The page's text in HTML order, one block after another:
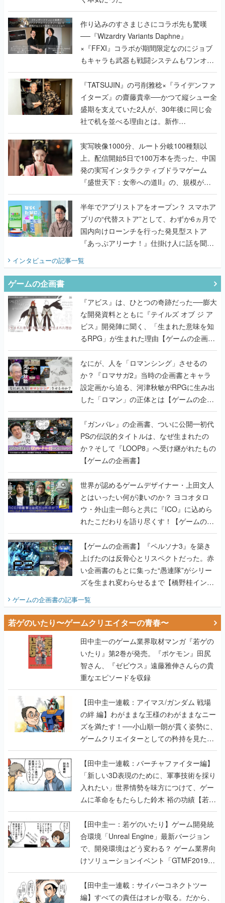
作り込みのすさまじさにコラボ先も驚嘆
──『Wizardry Variants Daphne』
×『FFXI』コラボが期間限定なのにジョブ
もキャラも武器も戦闘システムもワンオフ
で作り込まれた理由を両ディレクターに聞
く
『TATSUJIN』の弓削雅稔×『ライデンファ
イターズ』の齋藤貴幸──かつて縦シュー全
盛期を支えていた2人が、30年後に同じ会
社で机を並べる理由とは。新作
『TATSUJIN EXTREME』で初タッグを組
んだレジェンド2人に訊く開発秘話
実写映像1000分、ルート分岐100種類以
上。配信開始5日で100万本を売った、中国
発の実写インタラクティブドラマゲーム
『盛世天下：女帝への道II』の、規模が違
うこだわりをプロデューサーに聞いた
半年でアプリストアをオープン？ スマホア
プリの“代替ストア”として、わずか6ヵ月で
国内向けローンチを行った発見型ストア
『あっぷアリーナ！』仕掛け人に話を聞い
インタビューの記事一覧
ゲームの企画書
『アビス』は、ひとつの奇跡だった──膨大
な開発資料とともに『テイルズ オブ ジ ア
ビス』開発陣に聞く、「生まれた意味を知
るRPG」が生まれた理由【ゲームの企画
書】
なにが、人を「ロマンシング」させるの
か？『ロマサガ2』当時の企画書とキャラ
設定画から迫る、河津秋敏がRPGに生み出
した「ロマン」の正体とは【ゲームの企画
書】
『ガンパレ』の企画書、ついに公開━初代
PSの伝説的タイトルは、なぜ生まれたの
か？そして『LOOP8』へ受け継がれたもの
【ゲームの企画書】
世界が認めるゲームデザイナー・上田文人
とはいったい何が凄いのか？ ヨコオタロ
ウ・外山圭一郎らと共に『ICO』に込めら
れたこだわりを語り尽くす！【ゲームの企
画書】
【ゲームの企画書】『ペルソナ3』を築き
上げたのは反骨心とリスペクトだった。赤
い企画書のもとに集った“愚連隊”がシリー
ズを生まれ変わらせるまで【橋野桂インタ
ゲームの企画書の記事一覧
若ゲのいたり〜ゲームクリエイターの青春〜
田中圭一のゲーム業界取材マンガ『若ゲの
いたり』第2巻が発売。『ポケモン』田尻
智さん、『ゼビウス』遠藤雅伸さんらの貴
重なエピソードを収録
【田中圭一連載：アイマス/ガンダム 戦場
の絆 編】わがままな王様のわがままなニー
ズを満たす！──小山順一朗が貫く姿勢に、
ゲームクリエイターとしての矜持を見た
【若ゲのいたり最終回】
【田中圭一連載：バーチャファイター編】
「新しい3D表現のために、軍事技術を採り
入れたい」世界情勢を味方につけて、ゲー
ムに革命をもたらした鈴木 裕の功績【若ゲ
のいたり】
【田中圭一：若ゲのいたり】ゲーム開発統
合環境「Unreal Engine」最新バージョン
で、開発環境はどう変わる？ ゲーム業界向
けソリューションイベント「GTMF2019」
に行って、より理解を深めよう【PR】
【田中圭一連載：サイバーコネクトツー
編】すべての責任はオレが取る。だから、